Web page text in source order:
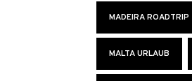
MADEIRA ROADTRIP
MALTA URLAUB